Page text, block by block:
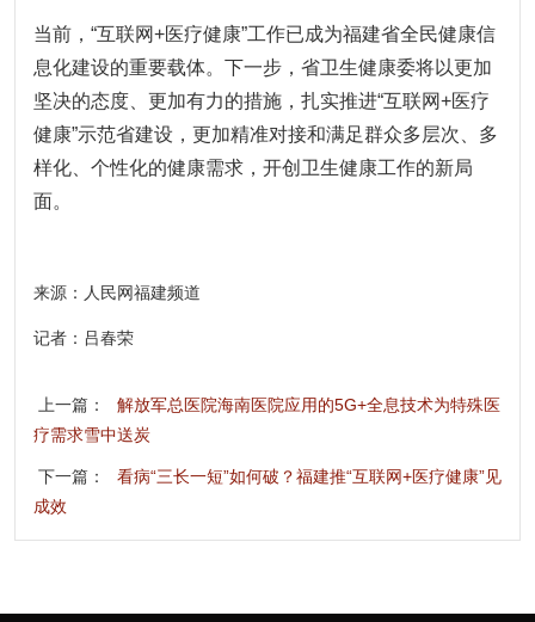
当前，“互联网+医疗健康”工作已成为福建省全民健康信
息化建设的重要载体。下一步，省卫生健康委将以更加
坚决的态度、更加有力的措施，扎实推进“互联网+医疗
健康”示范省建设，更加精准对接和满足群众多层次、多
样化、个性化的健康需求，开创卫生健康工作的新局
面。
来源：人民网福建频道
记者：吕春荣
上一篇：
解放军总医院海南医院应用的5G+全息技术为特殊医
疗需求雪中送炭
下一篇：
看病“三长一短”如何破？福建推“互联网+医疗健康”见
成效